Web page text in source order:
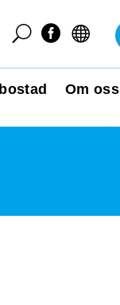


U
Om oss